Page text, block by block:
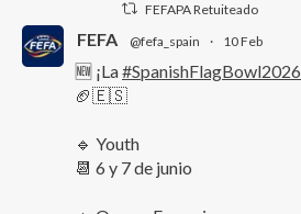
FEFAPA Retuiteado
FEFA @fefa_spain · 10 Feb
🆕 ¡La#SpanishFlagBowl2026
🏈🇪🇸
🔹 Youth
📆 6 y 7 de junio